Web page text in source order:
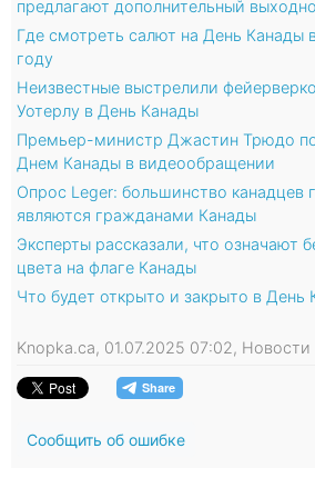
предлагают дополнительный
Где смотреть салют на День Канады
году
Неизвестные выстрелили
Уотерлу в День Канады
Премьер-министр Джастин Трюдо
Днем Канады в видеообращении
Опрос Leger: большинство канадцев
являются гражданами Канады
Эксперты рассказали, что означают
цвета на флаге Канады
Что будет открыто и закрыто в День
Knopka.ca, 01.07.2025 07:02,
Сообщить об ошибке